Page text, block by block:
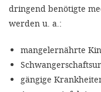
dringend benötigte
werden u. a.:
mangelernährte
gängige